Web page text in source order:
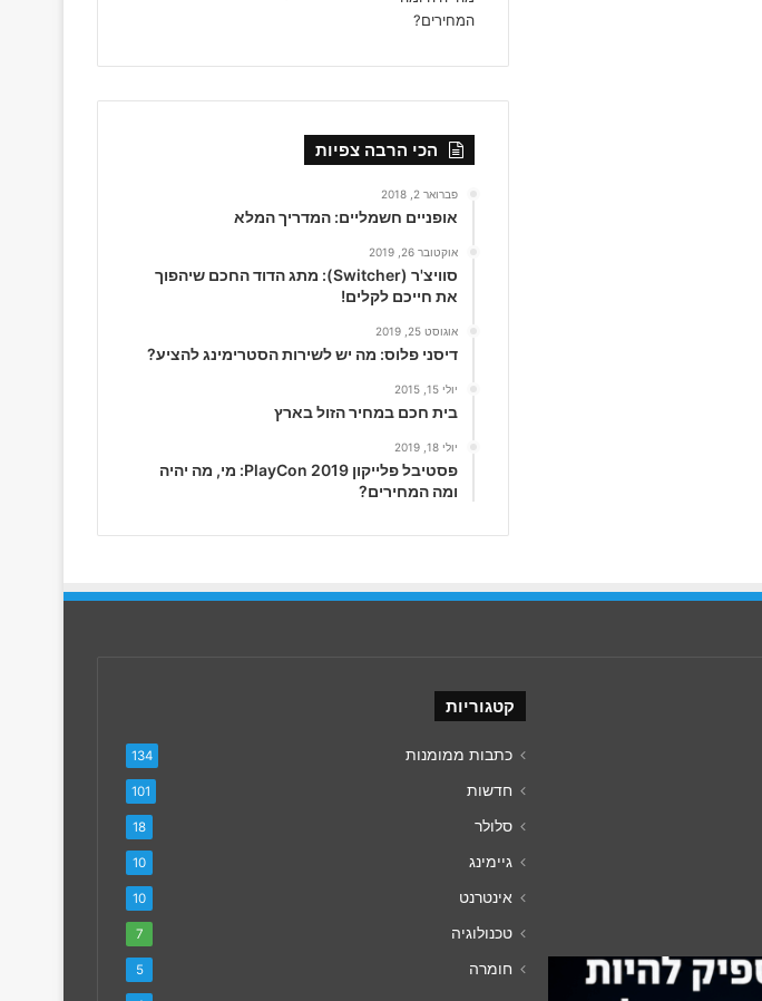
הכי הרבה צפיות
פברואר 2, 2018
אופניים חשמליים: המדריך המלא
אוקטובר 26, 2019
סוויצ'ר (Switcher): מתג הדוד החכם שיהפוך
את חייכם לקלים!
אוגוסט 25, 2019
דיסני פלוס: מה יש לשירות הסטרימינג להציע?
יולי 15, 2015
בית חכם במחיר הזול בארץ
יולי 18, 2019
פסטיבל פלייקון PlayCon 2019: מי, מה יהיה
ומה המחירים?
קטגוריות
כתבות ממומנות 134
חדשות 101
סלולר 18
גיימינג 10
אינטרנט 10
טכנולוגיה 7
חומרה 5